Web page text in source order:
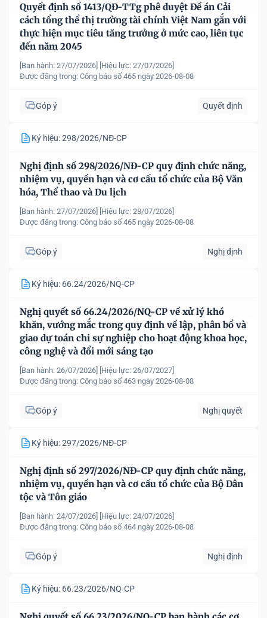
Quyết định số 1413/QĐ-TTg phê duyệt Đề án Cải
cách tổng thể thị trường tài chính Việt Nam gắn với
thực hiện mục tiêu tăng trưởng ở mức cao, liên tục
đến năm 2045
[Ban hành: 27/07/2026]
[Hiệu lực: 27/07/2026]
Được đăng trong: Công báo số 465 ngày 2026-08-08
Góp ý Quyết định
Ký hiệu: 298/2026/NĐ-CP
Nghị định số 298/2026/NĐ-CP quy định chức năng,
nhiệm vụ, quyền hạn và cơ cấu tổ chức của Bộ Văn
hóa, Thể thao và Du lịch
[Ban hành: 27/07/2026]
[Hiệu lực: 28/07/2026]
Được đăng trong: Công báo số 465 ngày 2026-08-08
Góp ý Nghị định
Ký hiệu: 66.24/2026/NQ-CP
Nghị quyết số 66.24/2026/NQ-CP về xử lý khó
khăn, vướng mắc trong quy định về lập, phân bổ và
giao dự toán chi sự nghiệp cho hoạt động khoa học,
công nghệ và đổi mới sáng tạo
[Ban hành: 26/07/2026]
[Hiệu lực: 26/07/2027]
Được đăng trong: Công báo số 463 ngày 2026-08-08
Góp ý Nghị quyết
Ký hiệu: 297/2026/NĐ-CP
Nghị định số 297/2026/NĐ-CP quy định chức năng,
nhiệm vụ, quyền hạn và cơ cấu tổ chức của Bộ Dân
tộc và Tôn giáo
[Ban hành: 24/07/2026]
[Hiệu lực: 24/07/2026]
Được đăng trong: Công báo số 464 ngày 2026-08-08
Góp ý Nghị định
Ký hiệu: 66.23/2026/NQ-CP